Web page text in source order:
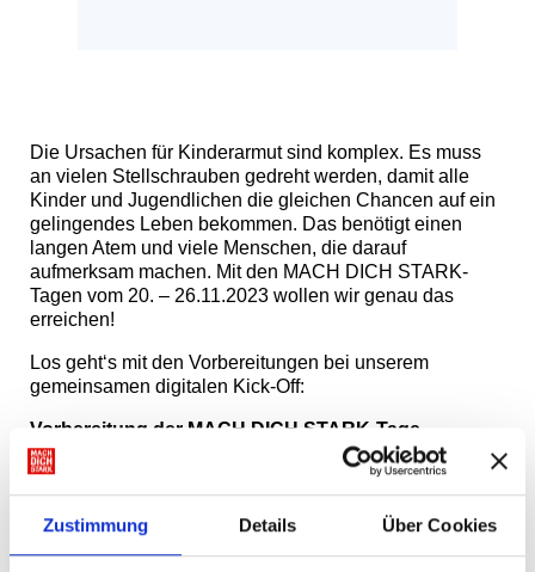
Zustimmung Details Über Cookies
Die Ursachen für Kinderarmut sind komplex. Es muss
an vielen Stellschrauben gedreht werden, damit alle
Kinder und Jugendlichen die gleichen Chancen auf ein
gelingendes Leben bekommen. Das benötigt einen
langen Atem und viele Menschen, die darauf
aufmerksam machen. Mit den MACH DICH STARK-
Tagen vom 20. – 26.11.2023 wollen wir genau das
erreichen!
Los geht‘s mit den Vorbereitungen bei unserem
gemeinsamen digitalen Kick-Off:
Vorbereitung der MACH DICH STARK-Tage
am 14. September 2023 von 09.30 – 12.00 Uhr
Viele kluge Köpfe haben gute Ideen zusammengelegt
und 3 Aktionen vorbereitet. Gemeinsam stehen wir in